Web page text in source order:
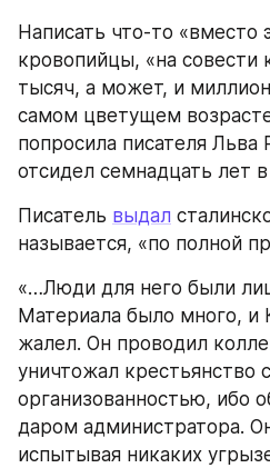
Написать что-то «вместо
кровопийцы, «на совести
тысяч, а может, и
самом цветущем
попросила писателя Льва
отсидел семнадцать лет
Писатель выдал
называется, «по полной
«…Люди для него были
Материала было много, и
жалел. Он проводил
уничтожал крестьянство
организованностью, ибо
даром администратора.
испытывая никаких